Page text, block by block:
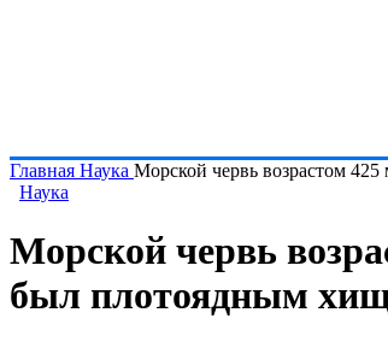
Главная Наука Морской червь возрастом
Наука
Морской червь
был плотоядным